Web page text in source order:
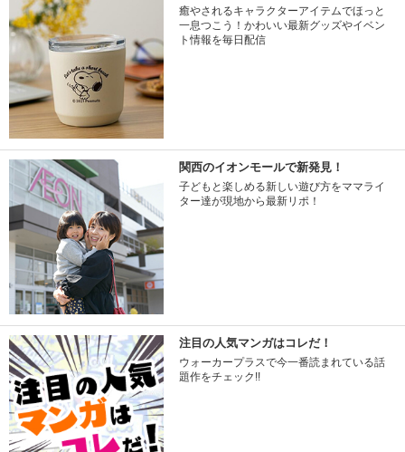
癒やされるキャラクターアイテムでほっと
一息つこう！かわいい最新グッズやイベン
ト情報を毎日配信
関西のイオンモールで新発見！
子どもと楽しめる新しい遊び方をママライ
ター達が現地から最新リポ！
注目の人気マンガはコレだ！
ウォーカープラスで今一番読まれている話
題作をチェック!!